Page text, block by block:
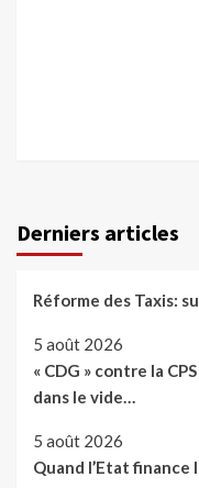
Derniers articles
Réforme des Taxis:
5 août 2026
« CDG » contre la
dans le vide…
5 août 2026
Quand l’Etat